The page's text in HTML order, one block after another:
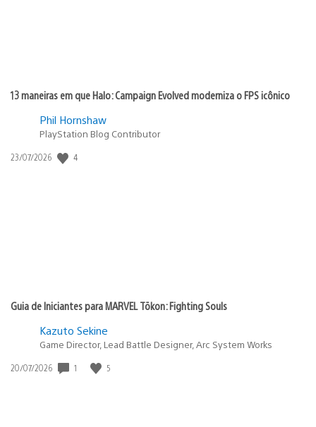
13 maneiras em que Halo: Campaign Evolved moderniza o FPS icônico
Phil Hornshaw
PlayStation Blog Contributor
Data
23/07/2026 4
Guia de Iniciantes para MARVEL Tōkon: Fighting Souls
Kazuto Sekine
Game Director, Lead Battle Designer, Arc System Works
Data
20/07/2026 1 5